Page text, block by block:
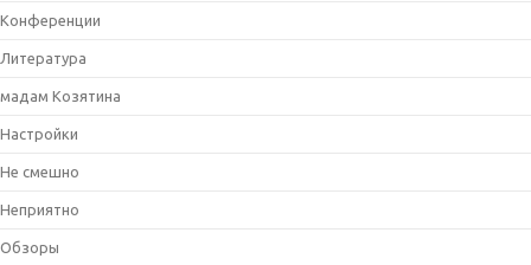
Конференции
Литература
мадам Козятина
Настройки
Не смешно
Неприятно
Обзоры